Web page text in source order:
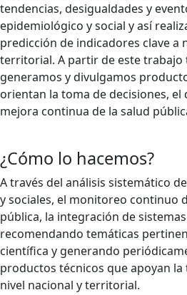
tendencias, desigualdades y
epidemiológico y social y así
predicción de indicadores clave a
territorial. A partir de este trabajo
generamos y divulgamos
orientan la toma de decisiones, el
mejora continua de la salud
¿Cómo lo hacemos?
A través del análisis sistemático
y sociales, el monitoreo continuo
pública, la integración de
recomendando temáticas
científica y generando
productos técnicos que apoyan la
nivel nacional y territorial.